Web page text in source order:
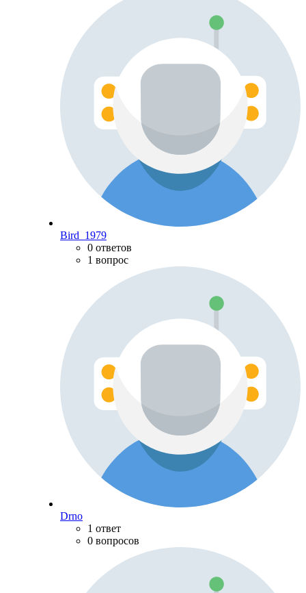
Bird_1979
0 ответов
1 вопрос
Drno
1 ответ
0 вопросов